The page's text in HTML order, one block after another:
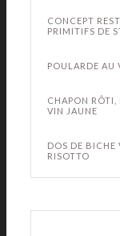
CONCEPT
PRIMITIFS DE
POULARDE AU
CHAPON RÔTI,
VIN JAUNE
DOS DE BICHE
RISOTTO